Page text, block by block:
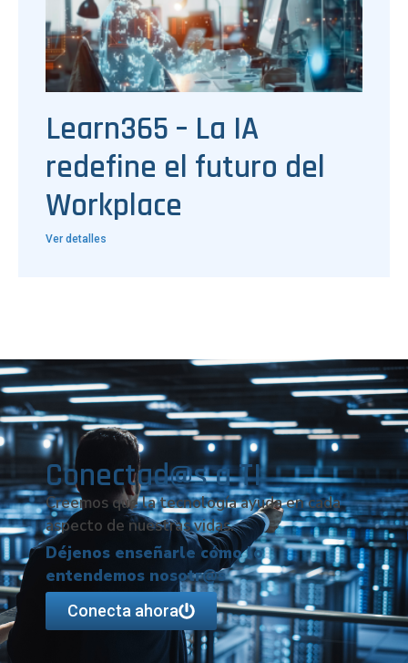
Learn365 – La IA
redefine el futuro del
Workplace
Ver detalles
Conectad@s a TI
Creemos que la tecnología ayuda en cada
aspecto de nuestras vidas.
Déjenos enseñarle cómo lo
entendemos nosotr@s
Conecta ahora